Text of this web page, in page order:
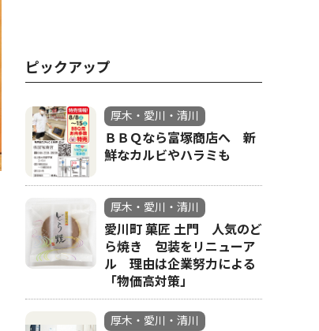
ピックアップ
厚木・愛川・清川
ＢＢＱなら富塚商店へ 新
鮮なカルビやハラミも
厚木・愛川・清川
愛川町 菓匠 土門 人気のど
ら焼き 包装をリニューア
ル 理由は企業努力による
「物価高対策」
厚木・愛川・清川